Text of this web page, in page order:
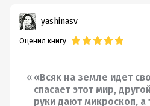
(пошла гуглить места
Все такое же токообразное
юмора. Шокирующее своей
Мгновение назад я сидела с
лицом и вот уже внезапно
которая точно знает, что
yashinasv
Оценил книгу
«Всяк на земле идет
спасает этот мир,
руки дают микроскоп, а